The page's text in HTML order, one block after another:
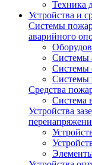
Техника
Устройства и
Системы
аварийного
Системы
Системы
Системы
Средства
Система
Устройства